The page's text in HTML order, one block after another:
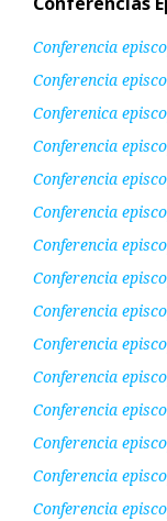
Conferencia
Conferencia
Conferenica
Conferencia
Conferencia
Conferencia
Conferencia
Conferencia
Conferencia
Conferencia
Conferencia
Conferencia
Conferencia
Conferencia
Conferencia